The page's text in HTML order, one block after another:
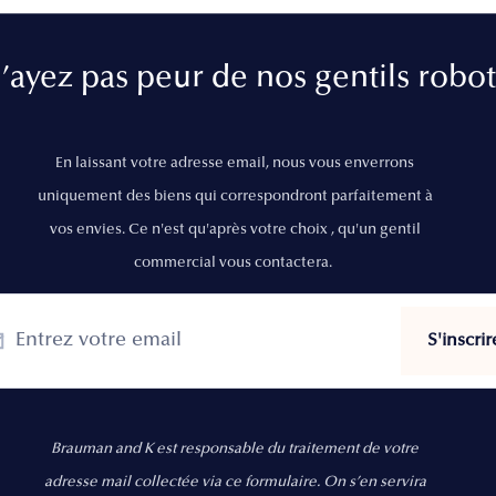
pas peur de nos gentils
En laissant votre adresse email, nous vous enverrons
uniquement des biens qui correspondront parfaitement à
vos envies. Ce n'est qu'après votre choix , qu'un gentil
commercial vous contactera.
Brauman and K est responsable du traitement de votre
adresse mail collectée via ce formulaire. On s’en servira